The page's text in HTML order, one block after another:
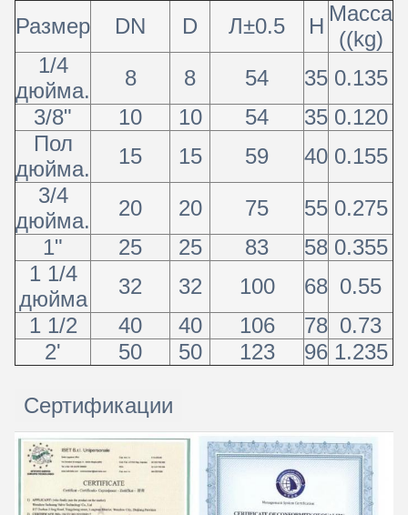
Размер DN D Л±0.5 H
Масса
((kg)
1/4
дюйма.
8 8 54 35 0.135
3/8"
10 10 54 35 0.120
Пол
дюйма.
15 15 59 40 0.155
3/4
дюйма.
20 20 75 55 0.275
1"
25 25 83 58 0.355
1 1/4
дюйма
32 32 100 68 0.55
1 1/2
40 40 106 78 0.73
2'
50 50 123 96 1.235
Сертификации